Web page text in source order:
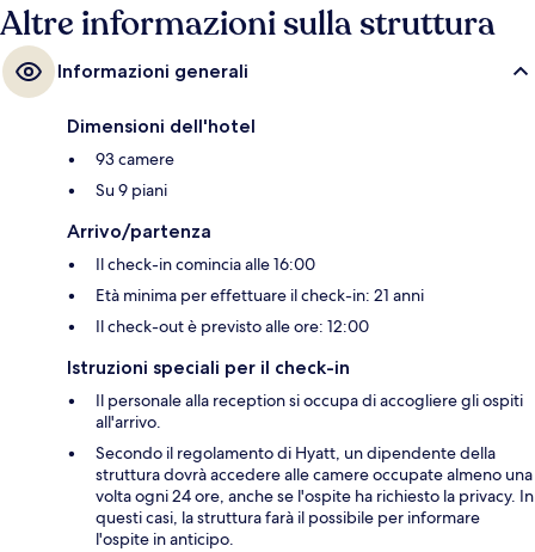
Altre informazioni sulla struttura
Informazioni generali
Dimensioni dell'hotel
93 camere
Su 9 piani
Arrivo/partenza
Il check-in comincia alle 16:00
Età minima per effettuare il check-in: 21 anni
Il check-out è previsto alle ore: 12:00
Istruzioni speciali per il check-in
Il personale alla reception si occupa di accogliere gli ospiti
all'arrivo.
Secondo il regolamento di Hyatt, un dipendente della
struttura dovrà accedere alle camere occupate almeno una
volta ogni 24 ore, anche se l'ospite ha richiesto la privacy. In
questi casi, la struttura farà il possibile per informare
l'ospite in anticipo.